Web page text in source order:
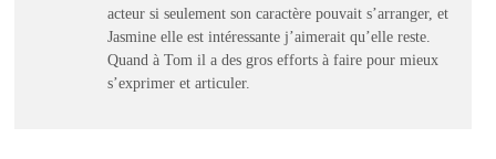
acteur si seulement son caractère pouvait s’arranger, et
Jasmine elle est intéressante j’aimerait qu’elle reste.
Quand à Tom il a des gros efforts à faire pour mieux
s’exprimer et articuler.